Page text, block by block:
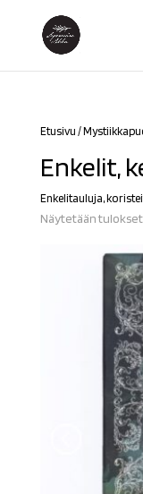
Etusivu /
Enkelit,
Enkelitauluja,
Näytetään tulokset